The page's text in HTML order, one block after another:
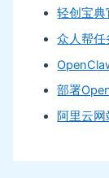
轻创宝典
众人帮任
部署
阿里云